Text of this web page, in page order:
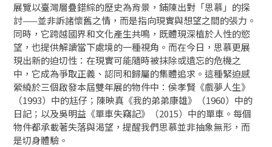
展覽以臺灣層疊錯綜的歷史為背景，鋪陳出對「思慕」的探
討——並非訴諸懷舊之情，而是指向現實與想望之間的張力。
同時，它跨越國界和文化產生共鳴，既體現深植於人性的慾
望，也提供解讀當下處境的一種視角。而在今日，思慕更展
現出新的迫切性：在現實可能隨時被抹除或遺忘的危機之
中，它成為爭取正義、認同和歸屬的集體追求。這種緊迫感
縈繞於三個啟發本屆雙年展的物件中：侯孝賢《戲夢人生》
（1993）中的尪仔；陳映真《我的弟弟康雄》（1960）中的
日記；以及吳明益《單車失竊記》（2015）中的單車。每個
物件都承載著失落與渴望，提醒我們思慕並非抽象無形，而
是切身體驗。